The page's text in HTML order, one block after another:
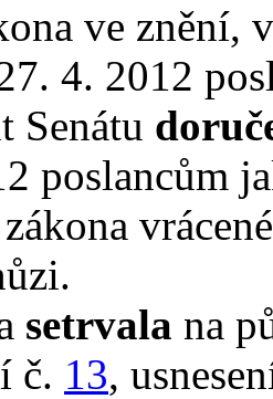
ve znění,
4. 2012
Senátu
poslancům
setrvala na
č. 13,